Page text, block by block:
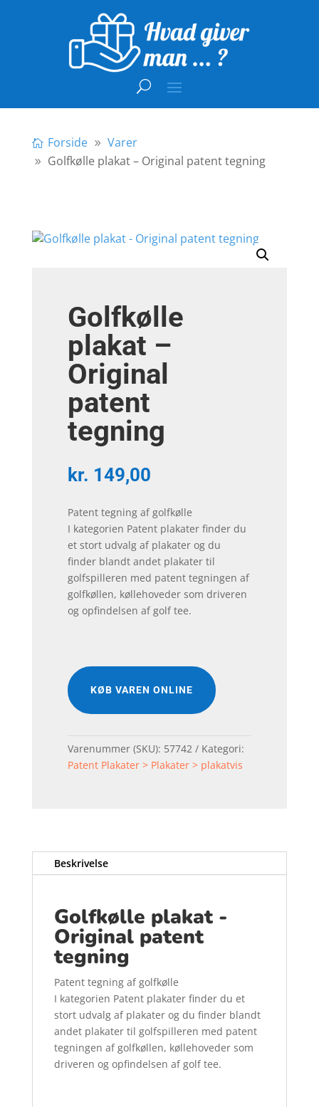
Forside
Varer
Golfkølle plakat – Original patent tegning
Golfkølle
plakat –
Original
patent
tegning
kr. 149,00
Patent tegning af golfkølle
I kategorien Patent plakater finder du
et stort udvalg af plakater og du
finder blandt andet plakater til
golfspilleren med patent tegningen af
golfkøllen, køllehoveder som driveren
og opfindelsen af golf tee.
KØB VAREN ONLINE
Varenummer (SKU): 57742
Kategori:
Patent Plakater > Plakater > plakatvis
Beskrivelse
Golfkølle plakat -
Original patent
tegning
Patent tegning af golfkølle
I kategorien Patent plakater finder du et
stort udvalg af plakater og du finder blandt
andet plakater til golfspilleren med patent
tegningen af golfkøllen, køllehoveder som
driveren og opfindelsen af golf tee.